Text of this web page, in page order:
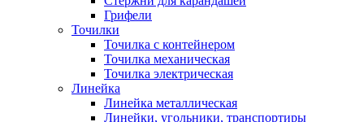
Грифели
Точилки
Точилка с контейнером
Точилка механическая
Точилка электрическая
Линейка
Линейка металлическая
Линейки, угольники, транспортиры